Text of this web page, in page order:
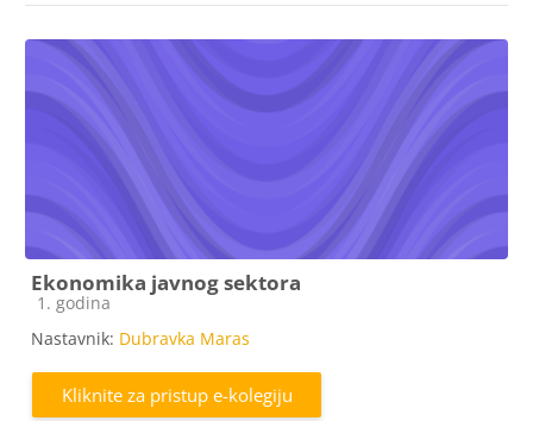
Ekonomika javnog sektora
Kategorija e-kolegija
1. godina
Nastavnik: Dubravka Maras
Kliknite za pristup e-kolegiju